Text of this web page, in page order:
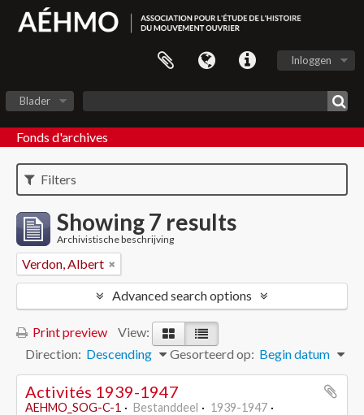
Inloggen
Blader
Fonds d'archives
Filters
Showing 7 results
Archivistische beschrijving
Verdon, Albert
Advanced search options
Print preview
View:
Gesorteerd op: Begin datum
Direction: Descending
Activités 1939-1947
AEHMO_SOG-C-1 Bestanddeel
1939-1947